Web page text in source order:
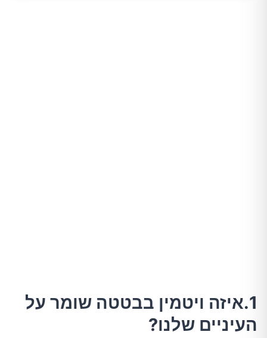
1.איזה ויטמין בבטטה שומר על
העיניים שלנו?